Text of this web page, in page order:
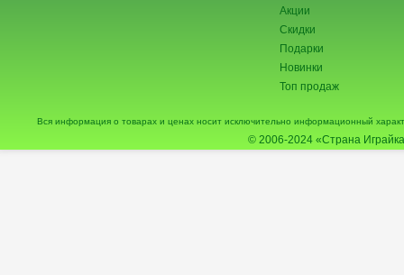
Акции
Скидки
Подарки
Новинки
Топ продаж
Вся информация о товарах и ценах носит исключительно информационный
© 2006-2024 «Страна